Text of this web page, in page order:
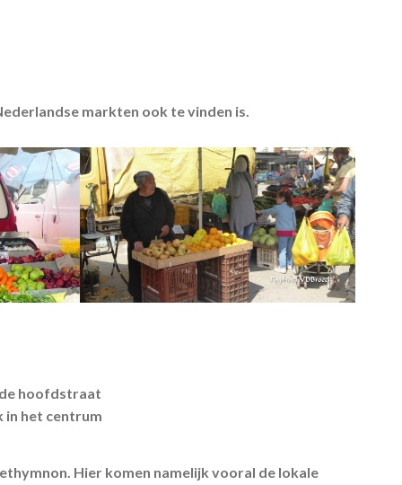
markten ook te vinden is.
hoofdstraat
het centrum
Hier komen namelijk vooral de lokale